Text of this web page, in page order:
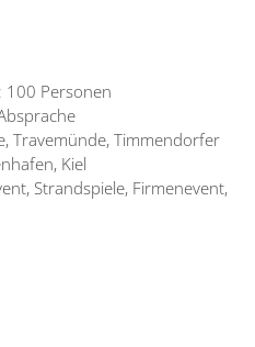
100 Personen
Travemünde, Timmendorfer
Kiel
Strandspiele, Firmenevent,